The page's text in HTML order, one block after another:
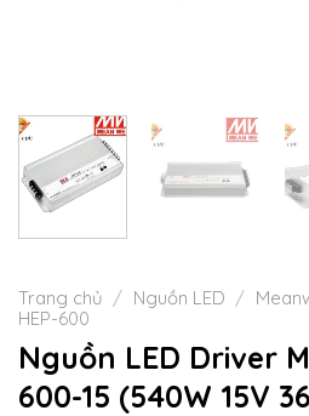
Trang chủ / Nguồn LED /
HEP-600
Nguồn LED Driver
600-15 (540W 15V